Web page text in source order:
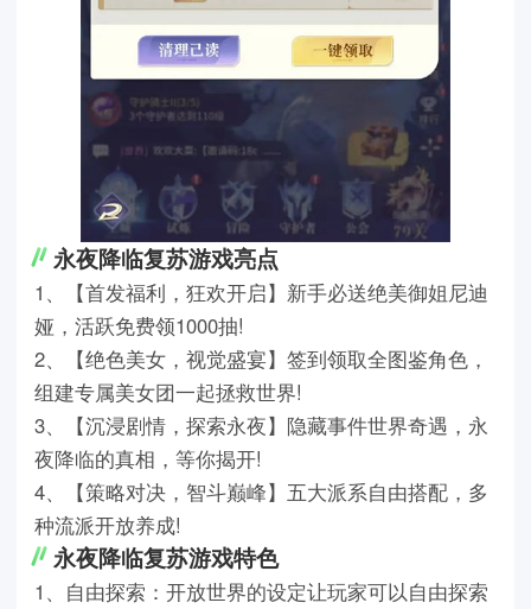
永夜降临复苏游戏亮点
1、【首发福利，狂欢开启】新手必送绝美御姐尼迪
娅，活跃免费领1000抽!
2、【绝色美女，视觉盛宴】签到领取全图鉴角色，
组建专属美女团一起拯救世界!
3、【沉浸剧情，探索永夜】隐藏事件世界奇遇，永
夜降临的真相，等你揭开!
4、【策略对决，智斗巅峰】五大派系自由搭配，多
种流派开放养成!
永夜降临复苏游戏特色
1、自由探索：开放世界的设定让玩家可以自由探索